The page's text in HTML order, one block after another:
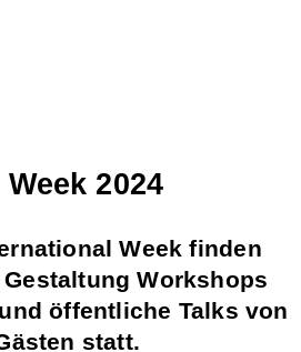
2024
Week finden
Workshops
öffentliche Talks von
statt.